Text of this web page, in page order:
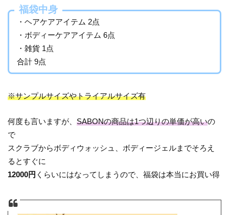
福袋中身
・ヘアケアアイテム 2点
・ボディーケアアイテム 6点
・雑貨 1点
合計 9点
※サンプルサイズやトライアルサイズ有
何度も言いますが、SABONの商品は1つ辺りの単価が高いの
で
スクラブからボディウォッシュ、ボディージェルまでそろえ
るとすぐに
12000円 くらいにはなってしまうので、福袋は本当にお買い得